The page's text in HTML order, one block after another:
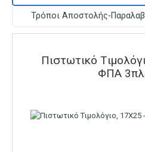
Τρόποι Αποστολής-
Πιστωτικό
ΦΠΑ